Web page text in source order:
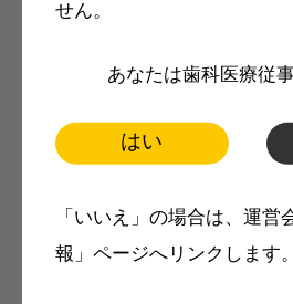
せん。
あなたは歯科医療従
はい
「いいえ」の場合は、運営
報」ページへリンクします。
製品価格も閲